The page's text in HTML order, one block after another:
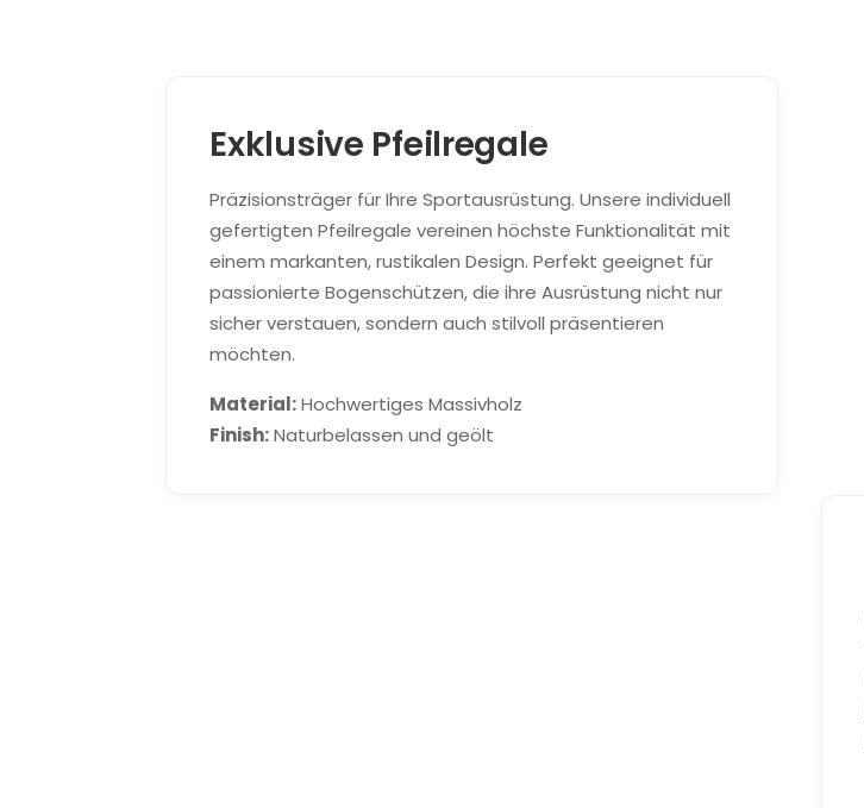
Exklusive Pfeilregale
Präzisionsträger für Ihre Sportausrüstung. Unsere individuell
gefertigten Pfeilregale vereinen höchste Funktionalität mit
einem markanten, rustikalen Design. Perfekt geeignet für
passionierte Bogenschützen, die ihre Ausrüstung nicht nur
sicher verstauen, sondern auch stilvoll präsentieren
möchten.
Material:Hochwertiges Massivholz
Finish:Naturbelassen und geölt